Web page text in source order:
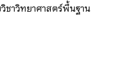
ชาวิทยาศาสตร์พื้นฐาน